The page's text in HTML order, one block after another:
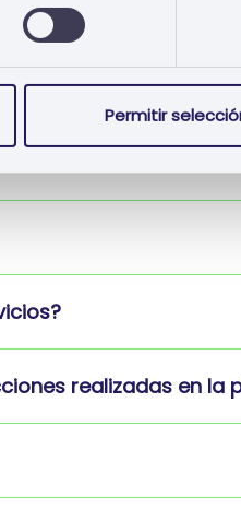
Permitir
informe?
en el área
realizadas en la